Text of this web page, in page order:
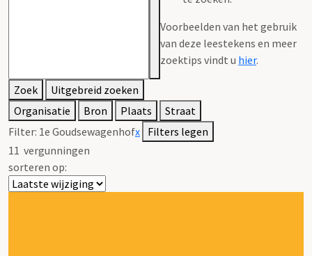
Voorbeelden van het gebruik
van deze leestekens en meer
zoektips vindt u hier.
Zoek
Uitgebreid zoeken
Organisatie
Bron Plaats
Straat
Filter: 1e Goudsewagenhofx Filters legen
11 vergunningen
sorteren op: